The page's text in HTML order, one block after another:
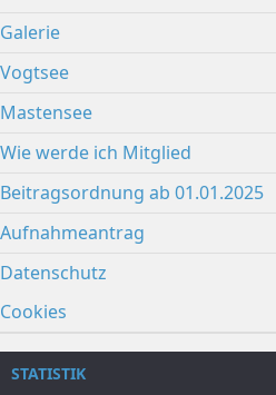
Galerie
Vogtsee
Mastensee
Wie werde ich Mitglied
Beitragsordnung ab 01.01.2025
Aufnahmeantrag
Datenschutz
Cookies
STATISTIK